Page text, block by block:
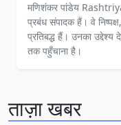
मणिशंकर पांडेय
प्रबंध संपादक हैं। वे
प्रतिबद्ध हैं। उनका
तक पहुँचाना है।
ताज़ा खबर